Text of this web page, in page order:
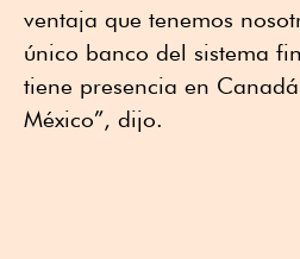
ventaja que tenemos
único banco del sistema
tiene presencia en
México”, dijo.